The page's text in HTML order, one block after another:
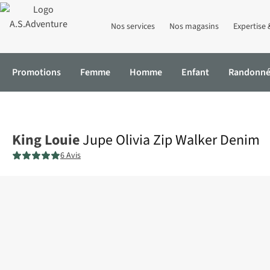
Nos services Nos magasins Expertise
Promotions Femme Homme Enfant
King LouieJupe Olivia Zip Walker Denim
6 Avis